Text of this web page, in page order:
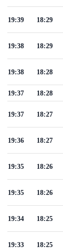
18:29
19:39
18:29
19:38
18:28
19:38
18:28
19:37
18:27
19:37
18:27
19:36
18:26
19:35
18:26
19:35
18:25
19:34
18:25
19:33